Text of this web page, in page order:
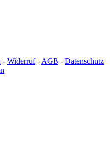
- Widerruf- AGB - Datenschutz